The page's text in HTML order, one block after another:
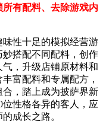
有配料、去除游戏内
味性十足的模拟经营游
搭配不同配料，创作
，升级店铺原材料和
富配料和专属配方，
，踏上成为披萨界新
性格各异的客人，应
成长之路。